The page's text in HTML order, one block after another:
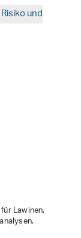
und
Lawinen,